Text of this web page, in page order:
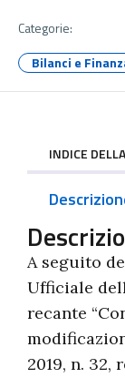
Categorie:
Bilanci e
INDICE
A seguito
Ufficiale
recante
2019, n.